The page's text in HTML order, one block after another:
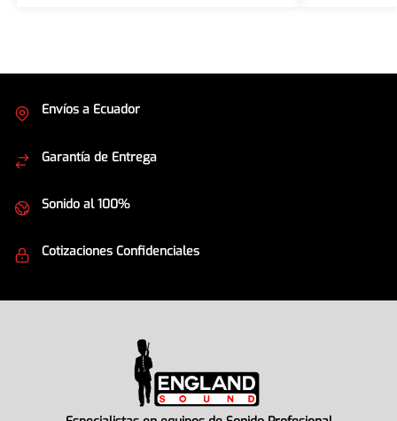
Envíos a Ecuador
Garantía de Entrega
Sonido al 100%
Cotizaciones Confidenciales